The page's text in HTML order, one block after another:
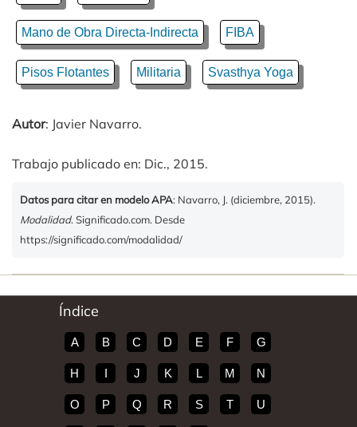
Mano de Obra Directa-Indirecta FIBA
Pisos Flotantes Militaria Svasthya Yoga
Autor: Javier Navarro.
Trabajo publicado en: Dic., 2015.
Datos para citar en modelo APA: Navarro, J. (diciembre, 2015).
Modalidad. Significado.com. Desde
https://significado.com/modalidad/
Índice
A B C D E F G
H I J K L M N
O P Q R S T U